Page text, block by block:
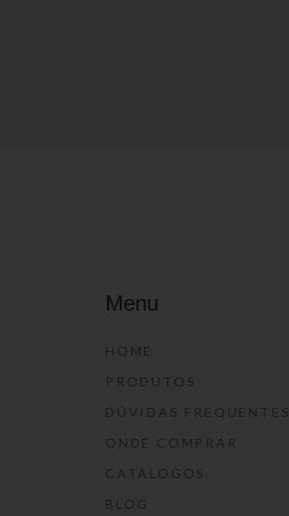
Menu
HOME
PRODUTOS
DÚVIDAS FREQUENTES
ONDE COMPRAR
CATÁLOGOS
BLOG